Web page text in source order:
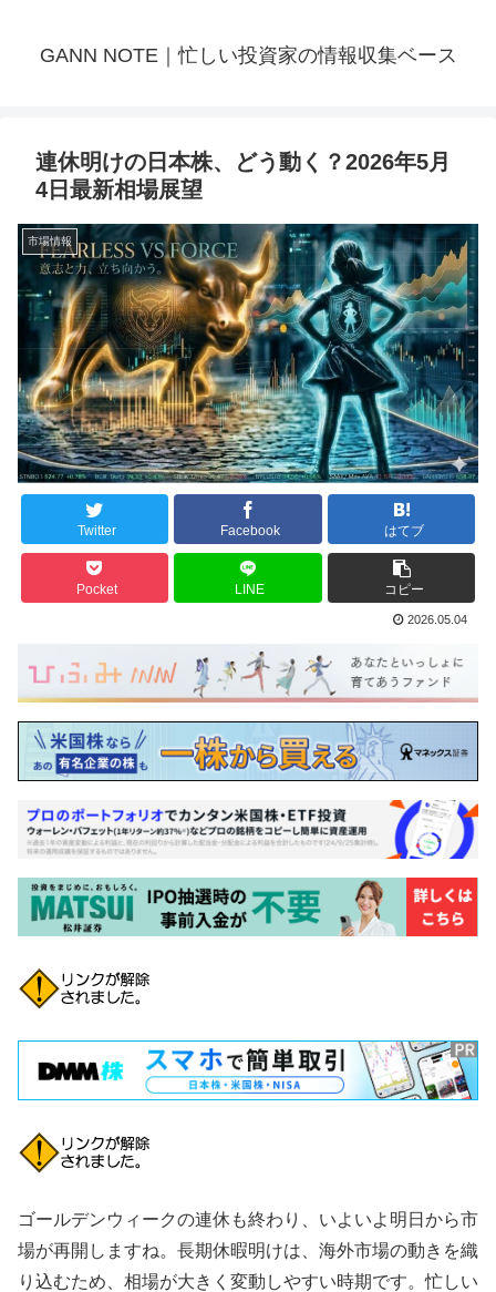
GANN NOTE｜忙しい投資家の情報収集ベース
連休明けの日本株、どう動く？2026年5月
4日最新相場展望
市場情報
Twitter Facebook はてブ
Pocket LINE コピー
2026.05.04
ゴールデンウィークの連休も終わり、いよいよ明日から市
場が再開しますね。長期休暇明けは、海外市場の動きを織
り込むため、相場が大きく変動しやすい時期です。忙しい